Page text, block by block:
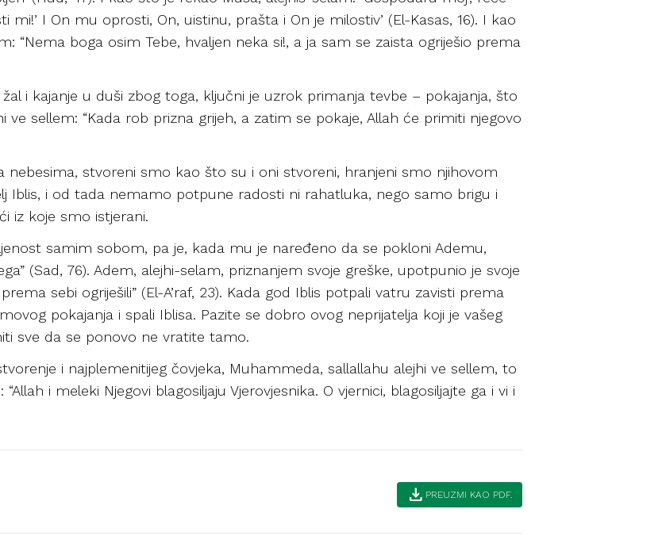
mi!’ I On mu oprosti, On, uistinu, prašta i On je milostiv’ (El-Kasas, 16). I kao
“Nema boga osim Tebe, hvaljen neka si!, a ja sam se zaista ogriješio prema
i kajanje u duši zbog toga, ključni je uzrok primanja tevbe – pokajanja, što
ve sellem: “Kada rob prizna grijeh, a zatim se pokaje, Allah će primiti njegovo
stvoreni smo kao što su i oni stvoreni, hranjeni smo njihovom
Iblis, i od tada nemamo potpune radosti ni rahatluka, nego samo brigu i
iz koje smo istjerani.
samim sobom, pa je, kada mu je naređeno da se pokloni Ademu,
(Sad, 76). Adem, alejhi-selam, priznanjem svoje greške, upotpunio je svoje
sebi ogriješili” (El-A’raf, 23). Kada god Iblis potpali vatru zavisti prema
pokajanja i spali Iblisa. Pazite se dobro ovog neprijatelja koji je vašeg
sve da se ponovo ne vratite tamo.
i najplemenitijeg čovjeka, Muhammeda, sallallahu alejhi ve sellem, to
i meleki Njegovi blagosiljaju Vjerovjesnika. O vjernici, blagosiljajte ga i vi i
download PREUZMI KAO PDF.